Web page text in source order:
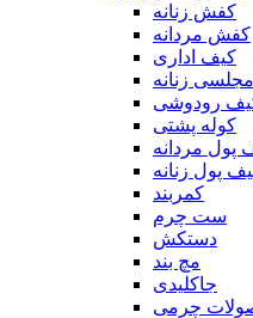
کفش زنانه
کفش مردانه
کیف اداری
زنانه
رودوشی
کوله پشتی
پول مردانه
پول زنانه
کمربند
ست چرم
دستکش
مچ بند
جاکلیدی
چرمی